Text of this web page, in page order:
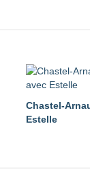
Chastel-
Estelle